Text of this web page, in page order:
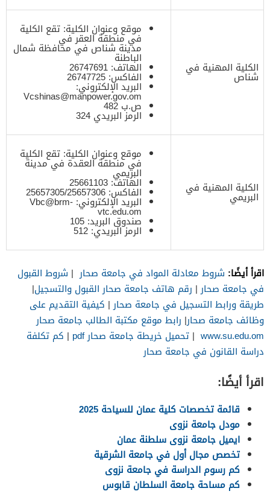
الكلية المهنية في
شناص
موقع وعنوان الكلية: تقع الكلية
في منطقة العقر في
مدينة شناص في محافظة شمال
الباطنة
الهاتف: 26747691
الفاكس: 26747725
البريد الإلكتروني:
Vcshinas@manpower.gov.om
ص.ب 482
الرمز البريدي 324
الكلية المهنية في
البريمي
موقع وعنوان الكلية: تقع الكلية
في منطقة العقدة في مدينة
البريمي
الهاتف: 25661103
الفاكس: 25657305/25657306
البريد الإلكتروني: Vbc@brm-
vtc.edu.om
صندوق البريد: 105
الرمز البريدي: 512
اقرأ أيضًا: شروط معادلة المواد في جامعة صحار | شروط القبول
في جامعة صحار| رقم هاتف جامعة صحار القبول والتسجيل|
طريقة ورابط التسجيل في جامعة صحار| كيفية التقديم على
وظائف جامعة صحار| رابط موقع مكتبة الطالب جامعة صحار
www.su.edu.om
| تحميل خريطة جامعة صحار pdf | كم تكلفة
دراسة القانون في جامعة صحار
اقرأ أيضًا:
قائمة تخصصات كلية عمان للسياحة 2025
مودل جامعة نزوى
ايميل جامعة نزوى سلطنة عمان
تخصص مجال أول في جامعة الشرقية
كم رسوم الدراسة في جامعة نزوى
كم مساحة جامعة السلطان قابوس